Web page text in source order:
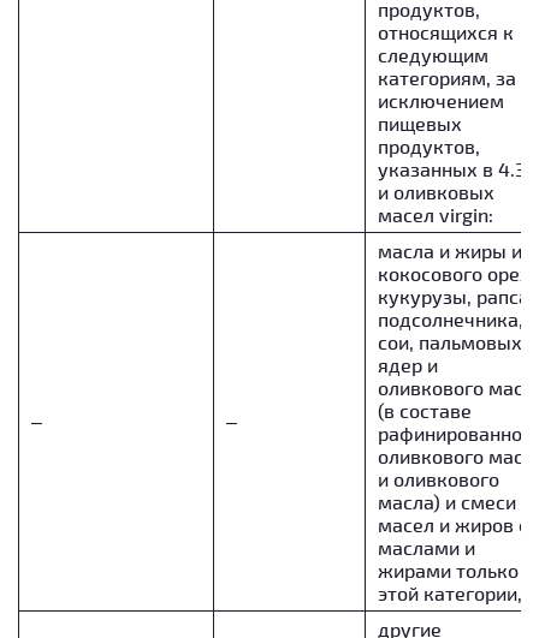
продуктов,
относящихся к
следующим
категориям, за
исключением
пищевых
продуктов,
указанных в
и оливковых
масел virgin:
– –
масла и жиры из
кокосового
кукурузы, рапса,
подсолнечника,
сои, пальмовых
ядер и
оливкового
(в составе
оливкового
и оливкового
масла) и смеси
масел и жиров с
маслами и
жирами только
этой категории,
другие